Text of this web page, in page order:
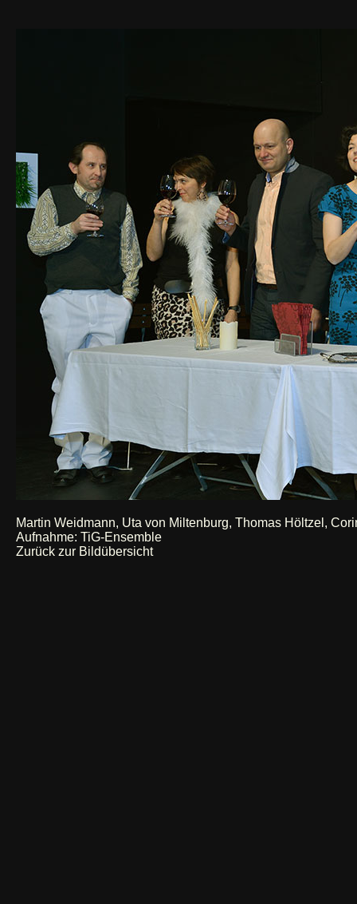
Martin Weidmann, Uta von Miltenburg, Thomas Höltzel,
Aufnahme: TiG-Ensemble
Zurück zur Bildübersicht